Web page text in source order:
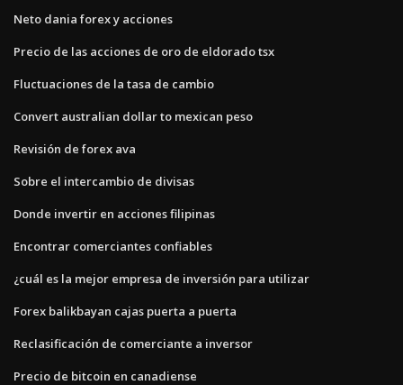
Neto dania forex y acciones
Precio de las acciones de oro de eldorado tsx
Fluctuaciones de la tasa de cambio
Convert australian dollar to mexican peso
Revisión de forex ava
Sobre el intercambio de divisas
Donde invertir en acciones filipinas
Encontrar comerciantes confiables
¿cuál es la mejor empresa de inversión para utilizar
Forex balikbayan cajas puerta a puerta
Reclasificación de comerciante a inversor
Precio de bitcoin en canadiense